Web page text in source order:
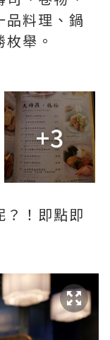
品料理、鍋
舉。
+3
？！即點即